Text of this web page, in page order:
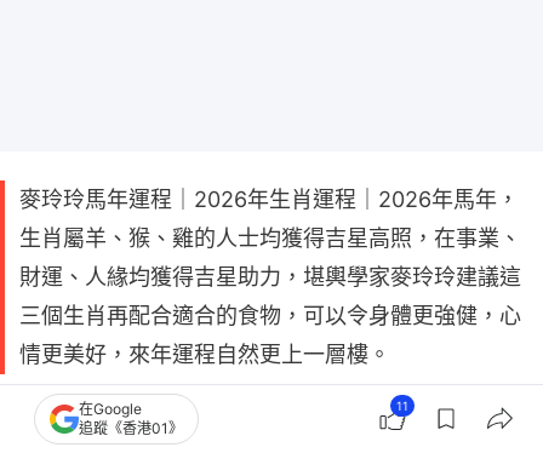
麥玲玲馬年運程｜2026年生肖運程｜2026年馬年，
生肖屬羊、猴、雞的人士均獲得吉星高照，在事業、
財運、人緣均獲得吉星助力，堪輿學家麥玲玲建議這
三個生肖再配合適合的食物，可以令身體更強健，心
情更美好，來年運程自然更上一層樓。
在Google
追蹤《香港01》
11